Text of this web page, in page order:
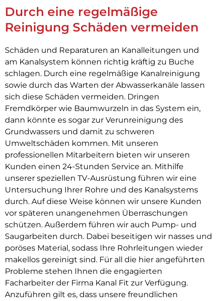
Durch eine regelmäßige
Reinigung Schäden vermeiden
Schäden und Reparaturen an Kanalleitungen und
am Kanalsystem können richtig kräftig zu Buche
schlagen. Durch eine regelmäßige Kanalreinigung
sowie durch das Warten der Abwasserkanäle lassen
sich diese Schäden vermeiden. Dringen
Fremdkörper wie Baumwurzeln in das System ein,
dann könnte es sogar zur Verunreinigung des
Grundwassers und damit zu schweren
Umweltschäden kommen. Mit unseren
professionellen Mitarbeitern bieten wir unseren
Kunden einen 24-Stunden Service an. Mithilfe
unserer speziellen TV-Ausrüstung führen wir eine
Untersuchung Ihrer Rohre und des Kanalsystems
durch. Auf diese Weise können wir unsere Kunden
vor späteren unangenehmen Überraschungen
schützen. Außerdem führen wir auch Pump- und
Saugarbeiten durch. Dabei beseitigen wir nasses und
poröses Material, sodass Ihre Rohrleitungen wieder
makellos gereinigt sind. Für all die hier angeführten
Probleme stehen Ihnen die engagierten
Facharbeiter der Firma Kanal Fit zur Verfügung.
Anzuführen gilt es, dass unsere freundlichen